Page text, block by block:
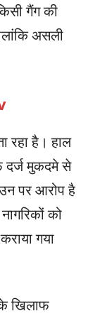
गैंग की
असली
रहा है। हाल
दर्ज मुकदमे से
पर आरोप है
को
गया
खिलाफ